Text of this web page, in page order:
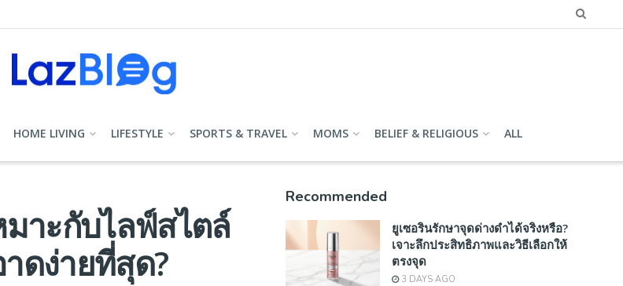
HOME LIVING LIFESTYLE SPORTS & TRAVEL MOMS BELIEF & RELIGIOUS ALL
าะกับไลฟ์สไตล์
ดง่ายที่สุด?
Recommended
ยูเซอรินรักษาจุดด่างดำได้จริงหรือ?
เจาะลึกประสิทธิภาพและวิธีเลือกให้
ตรงจุด
3 DAYS AGO